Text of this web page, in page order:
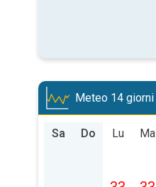
Meteo 14 giorni
Sa Do Lu Ma